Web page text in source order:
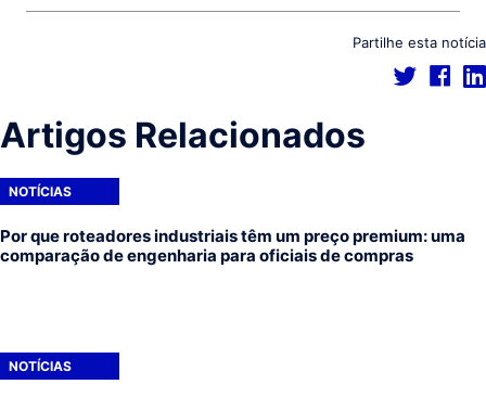
Partilhe esta notícia
Artigos Relacionados
NOTÍCIAS
Por que roteadores industriais têm um preço premium: uma
comparação de engenharia para oficiais de compras
NOTÍCIAS